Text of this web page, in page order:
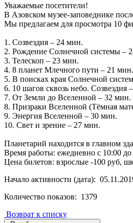
Уважаемые посетители!
В Азовском музее-заповеднике
Мы предлагаем для просмотра 10
1. Созвездия – 24 мин.
2. Рождение Солнечной системы –
3. Телескоп – 23 мин.
4. 8 планет Млечного пути – 21 мин.
5. В поисках края Солнечной
6. 10 шагов сквозь небо. Созвездия
7. От Земли до Вселенной – 32 мин.
8. Призраки Вселенной (Тёмная
9. Энергия Вселенной – 30 мин.
10. Свет и зрение – 27 мин.
Планетарий находится в главном
Время работы: ежедневно с 10:00 до
Цена билетов: взрослые -100 руб,
Начало активности (дата):
Количество показов: 1379
Возврат к списку